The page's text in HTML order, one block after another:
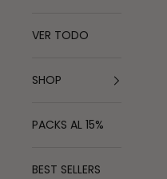
VER TODO
SHOP
PACKS AL 15%
BEST SELLERS